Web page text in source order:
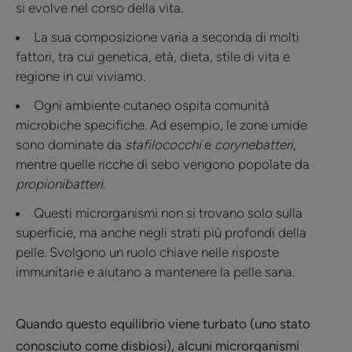
si evolve nel corso della vita.
La sua composizione varia a seconda di molti
fattori, tra cui genetica, età, dieta, stile di vita e
regione in cui viviamo.
Ogni ambiente cutaneo ospita comunità
microbiche specifiche. Ad esempio, le zone umide
sono dominate da stafilococchie corynebatteri,
mentre quelle ricche di sebo vengono popolate da
propionibatteri.
Questi microrganismi non si trovano solo sulla
superficie, ma anche negli strati più profondi della
pelle. Svolgono un ruolo chiave nelle risposte
immunitarie e aiutano a mantenere la pelle sana.
Quando questo equilibrio viene turbato (uno stato
conosciuto come disbiosi), alcuni microrganismi